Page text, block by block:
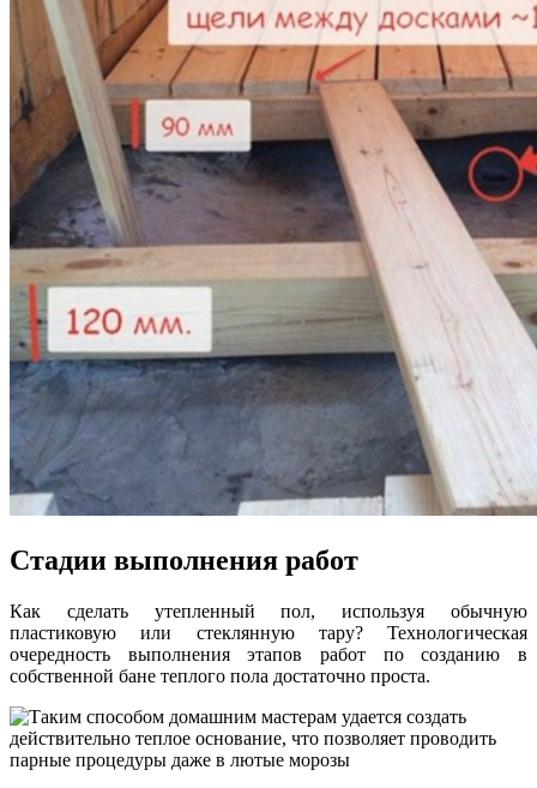
Стадии выполнения работ
Как сделать утепленный пол, используя обычную
пластиковую или стеклянную тару? Технологическая
очередность выполнения этапов работ по созданию в
собственной бане теплого пола достаточно проста.